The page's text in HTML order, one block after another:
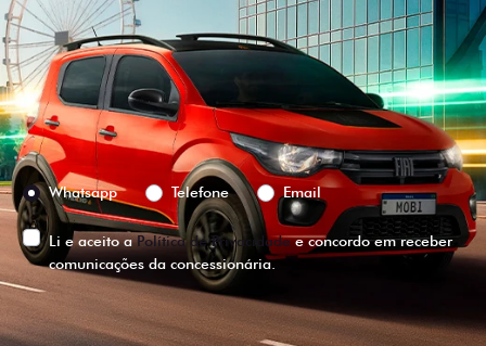
Versão escolhida
Preferência de contato:
Whatsapp
Telefone Email
Li e aceito aPolítica de Privacidadee concordo em receber
comunicações da concessionária.
ENTRAR EM CONTATO